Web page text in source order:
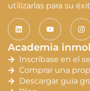
utilizarlas para su
Academia
Inscríbase en el
Comprar una
Descargar guía